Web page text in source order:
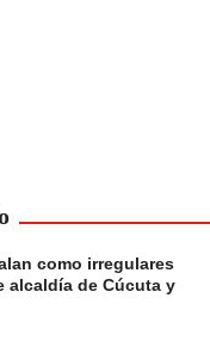
como irregulares
alcaldía de Cúcuta y